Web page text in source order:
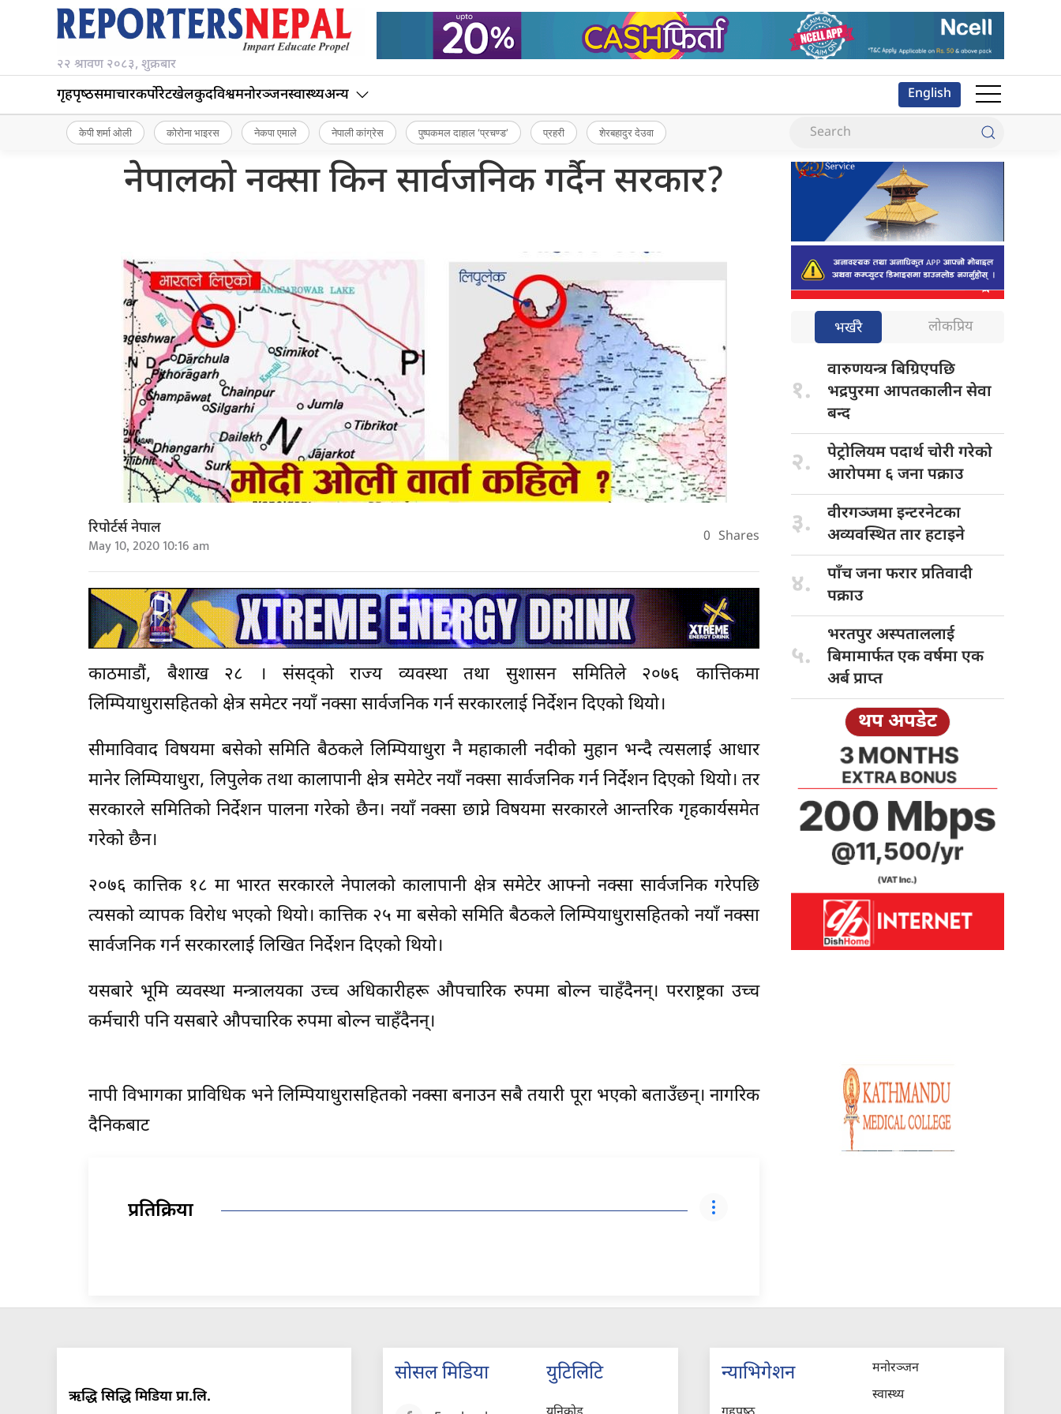
२२ श्रावण २०८३, शुक्रबार
गृहपृष्‍ठसमाचारकर्पोरेटखेलकुदविश्वमनोरञ्जनस्वास्थ्यअन्य English
केपी शर्मा ओली कोरोना भाइरस नेकपा एमाले नेपाली कांग्रेस पुष्पकमल दाहाल ‘प्रचण्ड’ प्रहरी शेरबहादुर देउवा
नेपालको नक्सा किन सार्वजनिक गर्दैन सरकार?
रिपोर्टर्स नेपाल
May 10, 2020 10:16 am 0 Shares
काठमाडौं, बैशाख २८ । संसद्को राज्य व्यवस्था तथा सुशासन समितिले २०७६ कात्तिकमा
लिम्पियाधुरासहितको क्षेत्र समेटर नयाँ नक्सा सार्वजनिक गर्न सरकारलाई निर्देशन दिएको थियो।
सीमाविवाद विषयमा बसेको समिति बैठकले लिम्पियाधुरा नै महाकाली नदीको मुहान भन्दै त्यसलाई आधार
मानेर लिम्पियाधुरा, लिपुलेक तथा कालापानी क्षेत्र समेटेर नयाँ नक्सा सार्वजनिक गर्न निर्देशन दिएको थियो। तर
सरकारले समितिको निर्देशन पालना गरेको छैन। नयाँ नक्सा छाप्ने विषयमा सरकारले आन्तरिक गृहकार्यसमेत
गरेको छैन।
२०७६ कात्तिक १८ मा भारत सरकारले नेपालको कालापानी क्षेत्र समेटेर आफ्नो नक्सा सार्वजनिक गरेपछि
त्यसको व्यापक विरोध भएको थियो। कात्तिक २५ मा बसेको समिति बैठकले लिम्पियाधुरासहितको नयाँ नक्सा
सार्वजनिक गर्न सरकारलाई लिखित निर्देशन दिएको थियो।
यसबारे भूमि व्यवस्था मन्त्रालयका उच्च अधिकारीहरू औपचारिक रुपमा बोल्न चाहँदैनन्। परराष्ट्रका उच्च
कर्मचारी पनि यसबारे औपचारिक रुपमा बोल्न चाहँदैनन्।
नापी विभागका प्राविधिक भने लिम्पियाधुरासहितको नक्सा बनाउन सबै तयारी पूरा भएको बताउँछन्। नागरिक
दैनिकबाट
प्रतिक्रिया
भर्खरै लोकप्रिय
१.
वारुणयन्त्र बिग्रिएपछि
भद्रपुरमा आपतकालीन सेवा
बन्द
२. पेट्रोलियम पदार्थचोरी गरेको
आरोपमा ६ जना पक्राउ
३.
वीरगञ्जमा इन्टरनेटका
अव्यवस्थित तार हटाइने
४. पाँच जनाफरार प्रतिवादी
पक्राउ
५.
भरतपुर अस्पताललाई
बिमामार्फत एक वर्षमा एक
अर्ब प्राप्त
थप अपडेट
ऋद्धि सिद्धि मिडिया प्रा.लि.
सोसल मिडिया युटिलिटि न्याभिगेशन
मनोरञ्जन
स्वास्थ्य